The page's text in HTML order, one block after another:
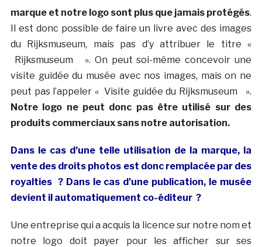
marque et notre logo sont plus que jamais protégés.
Il est donc possible de faire un livre avec des images
du Rijksmuseum, mais pas d’y attribuer le titre «
Rijksmuseum ». On peut soi-même concevoir une
visite guidée du musée avec nos images, mais on ne
peut pas l’appeler « Visite guidée du Rijksmuseum ».
Notre logo ne peut donc pas être utilisé sur des
produits commerciaux sans notre autorisation.
Dans le cas d’une telle utilisation de la marque, la
vente des droits photos est donc remplacée par des
royalties ? Dans le cas d’une publication, le musée
devient il automatiquement co-éditeur ?
Une entreprise qui a acquis la licence sur notre nom et
notre logo doit payer pour les afficher sur ses